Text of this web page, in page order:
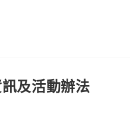
及活動辦法